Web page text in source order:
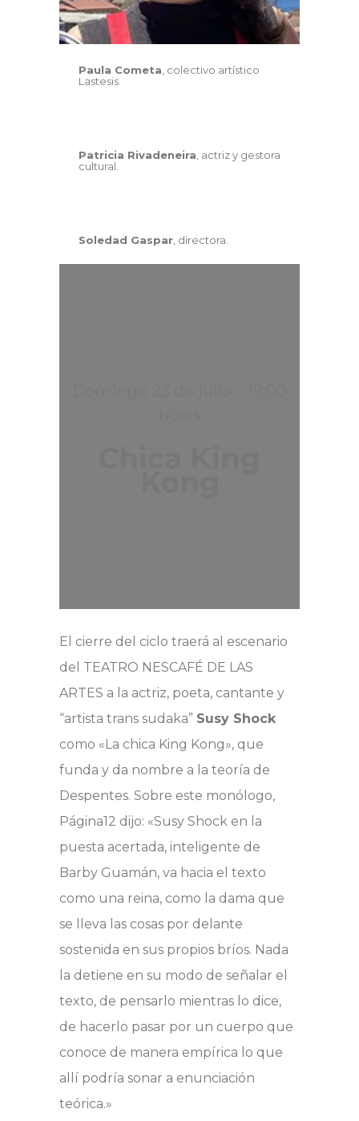
Paula Cometa , colectivo artístico
Lastesis.
Patricia Rivadeneira , actriz y gestora
cultural.
Soledad Gaspar , directora.
El cierre del ciclo traerá al escenario
del TEATRO NESCAFÉ DE LAS
ARTES a la actriz, poeta, cantante y
“artista trans sudaka” Susy Shock
como «La chica King Kong», que
funda y da nombre a la teoría de
Despentes. Sobre este monólogo,
Página12 dijo: «Susy Shock en la
puesta acertada, inteligente de
Barby Guamán, va hacia el texto
como una reina, como la dama que
se lleva las cosas por delante
sostenida en sus propios bríos. Nada
la detiene en su modo de señalar el
texto, de pensarlo mientras lo dice,
de hacerlo pasar por un cuerpo que
conoce de manera empírica lo que
allí podría sonar a enunciación
teórica.»